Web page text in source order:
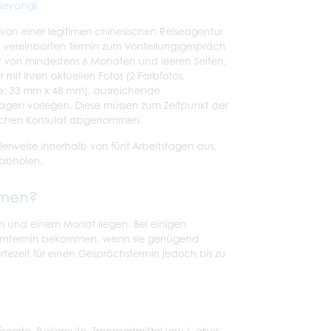
einer legitimen chinesischen Reiseagentur
Termin zum Vorstellungsgespräch
von mindestens 6 Monaten und leeren Seiten,
Ihren aktuellen Fotos (2 Farbfotos,
33 mm x 48 mm), ausreichende
vorlegen. Diese müssen zum Zeitpunkt der
Konsulat abgenommen.
innerhalb von fünf Arbeitstagen aus.
und einem Monat liegen. Bei einigen
bekommen, wenn sie genügend
für einen Gesprächstermin jedoch bis zu